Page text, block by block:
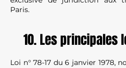
Paris.
10. Les principales
Loi n° 78-17 du 6 janvier 1978,